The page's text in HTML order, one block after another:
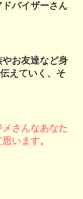
バイザーさん
お友達など身
えていく、そ
さんなあなた
います。